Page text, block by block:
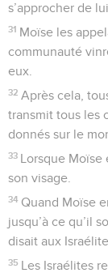
s’approcher de lui.
31 Moïse les
communauté
eux.
32 Après cela,
transmit tous les
donnés sur le
33 Lorsque Moïse
son visage.
34 Quand Moïse
jusqu’à ce qu’il
disait aux
35 Les Israélites